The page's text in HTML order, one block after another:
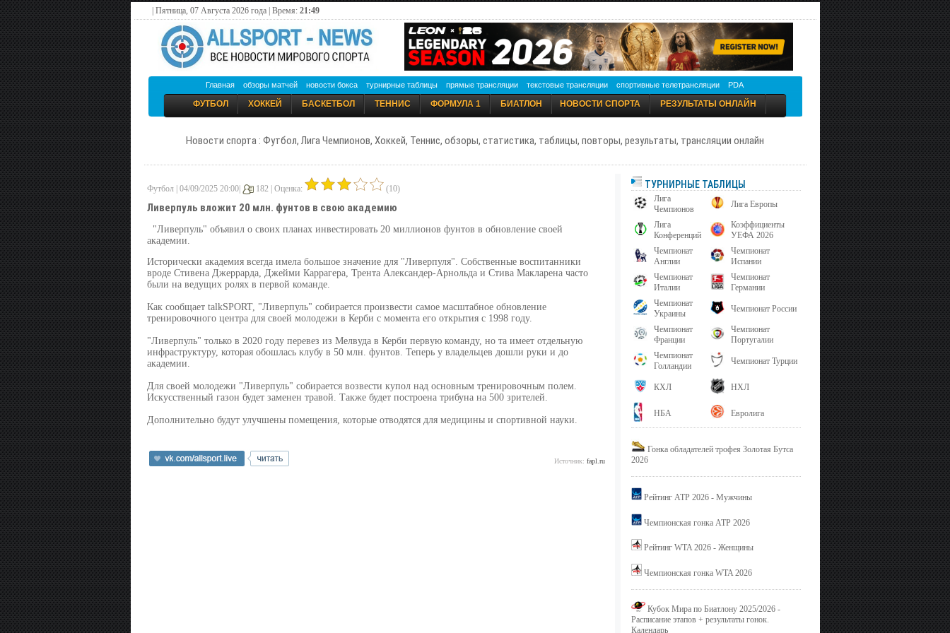
| Пятница, 07 Августа 2026 года | Время: 21:49
Главная обзоры матчей новости бокса турнирные таблицы прямые трансляции текстовые трансляции спортивные телетрансляции PDA
ФУТБОЛ ХОККЕЙ БАСКЕТБОЛ ТЕННИС ФОРМУЛА 1 БИАТЛОН НОВОСТИ СПОРТА РЕЗУЛЬТАТЫ ОНЛАЙН
Новости спорта : Футбол, Лига Чемпионов, Хоккей, Теннис, обзоры, статистика, таблицы, повторы, результаты, трансляции онлайн
Футбол | 04/09/2025 20:00| 182 | Оценка: (10)
Ливерпуль вложит 20 млн. фунтов в свою академию
"Ливерпуль" объявил о своих планах инвестировать 20 миллионов фунтов в обновление своей
академии.
Исторически академия всегда имела большое значение для "Ливерпуля". Собственные воспитанники
вроде Стивена Джеррарда, Джейми Каррагера, Трента Александер-Арнольда и Стива Макларена часто
были на ведущих ролях в первой команде.
Как сообщает talkSPORT, "Ливерпуль" собирается произвести самое масштабное обновление
тренировочного центра для своей молодежи в Керби с момента его открытия с 1998 году.
"Ливерпуль" только в 2020 году перевез из Мелвуда в Керби первую команду, но та имеет отдельную
инфраструктуру, которая обошлась клубу в 50 млн. фунтов. Теперь у владельцев дошли руки и до
академии.
Для своей молодежи "Ливерпуль" собирается возвести купол над основным тренировочным полем.
Искусственный газон будет заменен травой. Также будет построена трибуна на 500 зрителей.
Дополнительно будут улучшены помещения, которые отводятся для медицины и спортивной науки.
Источник: fapl.ru
ТУРНИРНЫЕ ТАБЛИЦЫ
Лига
Чемпионов
Лига Европы
Лига
Конференций
Коэффициенты
УЕФА 2026
Чемпионат
Англии
Чемпионат
Испании
Чемпионат
Италии
Чемпионат
Германии
Чемпионат
Украины
Чемпионат России
Чемпионат
Франции
Чемпионат
Португалии
Чемпионат
Голландии
Чемпионат Турции
КХЛ НХЛ
НБА Евролига
Гонка обладателей трофея Золотая Бутса
2026
Рейтинг ATP 2026 - Мужчины
Чемпионская гонка ATP 2026
Рейтинг WTA 2026 - Женщины
Чемпионская гонка WTA 2026
Кубок Мира по Биатлону 2025/2026 -
Расписание этапов + результаты гонок.
Календарь